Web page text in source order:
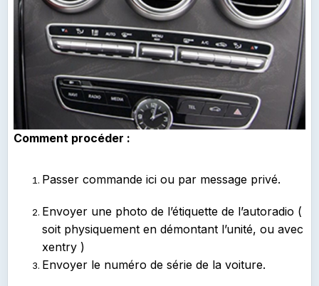
Comment procéder :
Passer commande ici ou par message privé.
Envoyer une photo de l’étiquette de l’autoradio (
soit physiquement en démontant l’unité, ou avec
xentry )
Envoyer le numéro de série de la voiture.